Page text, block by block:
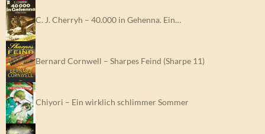
C. J. Cherryh – 40.000 in Gehenna. Ein…
Bernard Cornwell – Sharpes Feind (Sharpe 11)
Chiyori – Ein wirklich schlimmer Sommer